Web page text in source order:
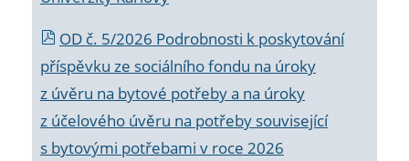
OD č. 5/2026 Podrobnosti k poskytování
příspěvku ze sociálního fondu na úroky
z úvěru na bytové potřeby a na úroky
z účelového úvěru na potřeby související
s bytovými potřebami v roce 2026